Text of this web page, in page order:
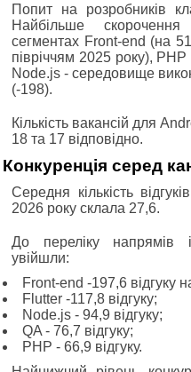
Попит на розробників
Найбільше
сегментах Front-end (на
півріччям 2025 року),
Node.js - середовище
(-198).
Кількість вакансій для
18 та 17 відповідно.
Конкуренція серед
Середня кількість
2026 року склала 27,6.
До переліку напрямів
увійшли:
Front-end -197,6 відгуку
Flutter -117,8 відгуку;
Node.js - 94,9 відгуку;
QA - 76,7 відгуку;
PHP - 66,9 відгуку.